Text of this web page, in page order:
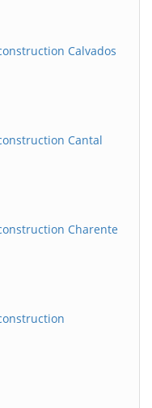
Calvados
Cantal
Charente